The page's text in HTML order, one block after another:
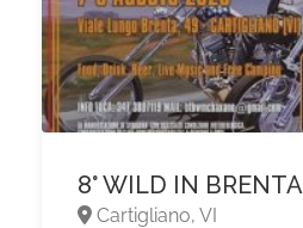
8° WILD IN BRENTA
Cartigliano, VI